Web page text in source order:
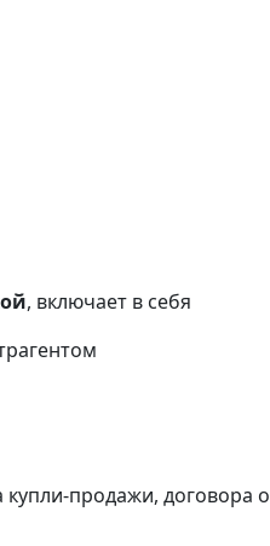
, включает в себя
продажи, договора о